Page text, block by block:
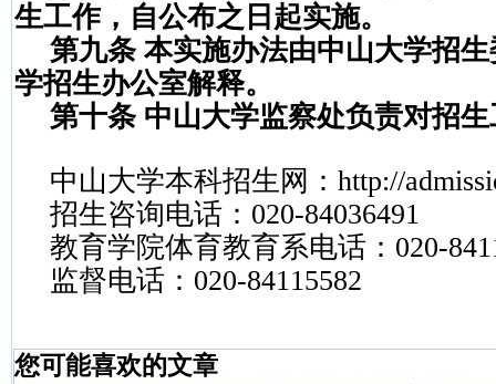
生工作，自公布之日起实施。
第九条 本实施办法由中山大学招
学招生办公室解释。
第十条 中山大学监察处负责对招
中山大学本科招生网： http://
招生咨询电话： 020-84036491
教育学院体育教育系电话： 020-
监督电话： 020-84115582
您可能喜欢的文章